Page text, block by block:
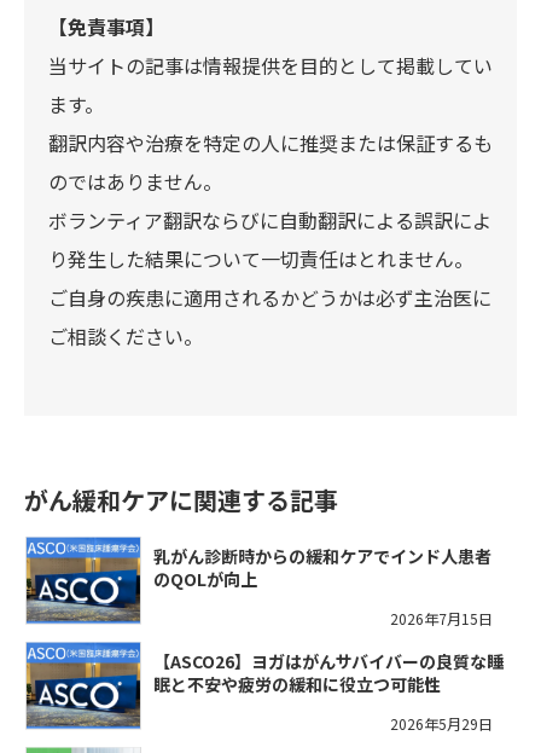
【免責事項】
当サイトの記事は情報提供を目的として掲載してい
ます。
翻訳内容や治療を特定の人に推奨または保証するも
のではありません。
ボランティア翻訳ならびに自動翻訳による誤訳によ
り発生した結果について一切責任はとれません。
ご自身の疾患に適用されるかどうかは必ず主治医に
ご相談ください。
がん緩和ケアに関連する記事
乳がん診断時からの緩和ケアでインド人患者
のQOLが向上
2026年7月15日
【ASCO26】ヨガはがんサバイバーの良質な睡
眠と不安や疲労の緩和に役立つ可能性
2026年5月29日